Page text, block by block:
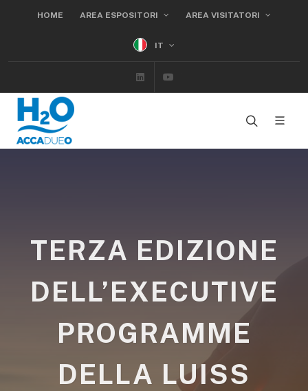
HOME AREA ESPOSITORI AREA VISITATORI
IT
Linkedin
TERZA EDIZIONE
DELL’EXECUTIVE
PROGRAMME
DELLA LUISS